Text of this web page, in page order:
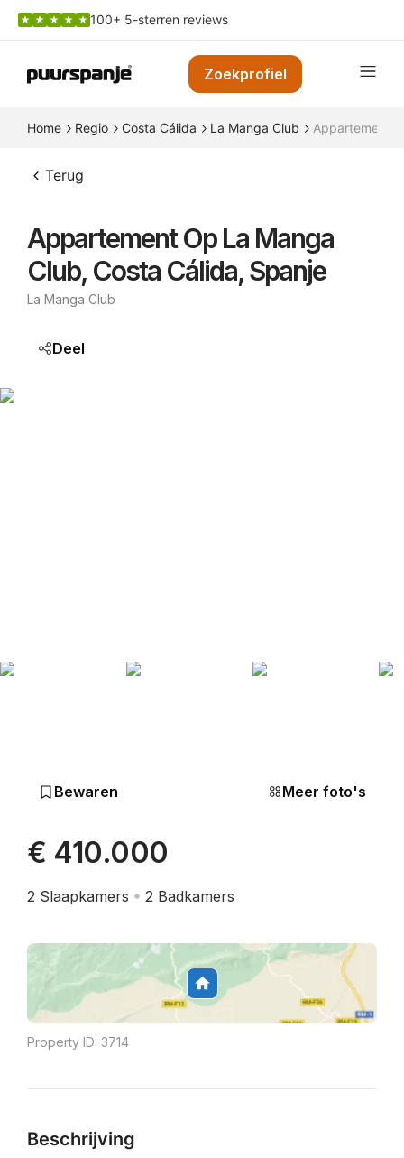
100+ 5-sterren reviews
Zoekprofiel
Home Regio Costa Cálida La Manga Club Appartement
Terug
Appartement Op La Manga
Club, Costa Cálida, Spanje
La Manga Club
Deel
Bewaren Meer foto's
€ 410.000
2 Slaapkamers 2 Badkamers
Property ID: 3714
Beschrijving